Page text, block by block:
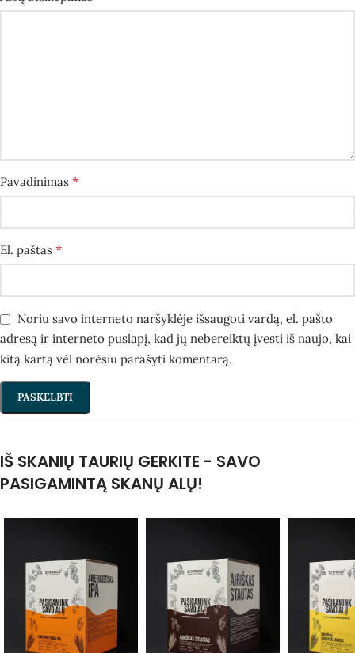
Pavadinimas *
El. paštas *
Noriu savo interneto naršyklėje išsaugoti vardą, el. pašto
adresą ir interneto puslapį, kad jų nebereiktų įvesti iš naujo, kai
kitą kartą vėl norėsiu parašyti komentarą.
IŠ SKANIŲ TAURIŲ GERKITE - SAVO
PASIGAMINTĄ SKANŲ ALŲ!